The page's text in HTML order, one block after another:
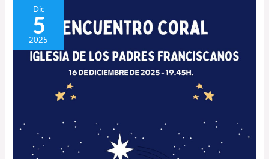
Dic
5
2025
Encuentro
Coral
Navidad
Padres
Franciscanos